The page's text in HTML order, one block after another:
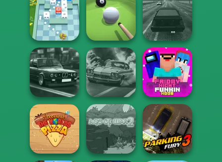
Night OffRoad
Cargo
Parkour Block 3D Winter Clash 3D
Break n Bounce Pool Master 3D Highway Traffic
Highway Cars
Traffic Racer
3D Car Simulator
Friday Night
Funkin Noob